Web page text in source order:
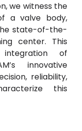
we witness the
a valve body,
state-of-the-
center. This
of
innovative
reliability,
this